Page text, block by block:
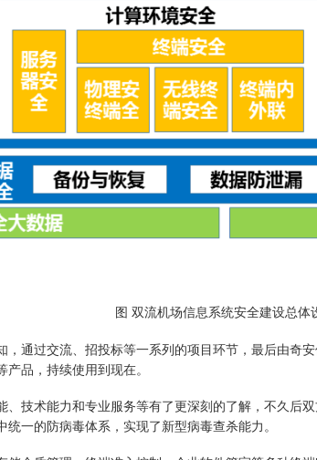
图 双流机场信息系统安全建设总体
通过交流、招投标等一系列的项目环节，最后由奇
品，持续使用到现在。
技术能力和专业服务等有了更深刻的了解，不久后
一的防病毒体系，实现了新型病毒查杀能力。